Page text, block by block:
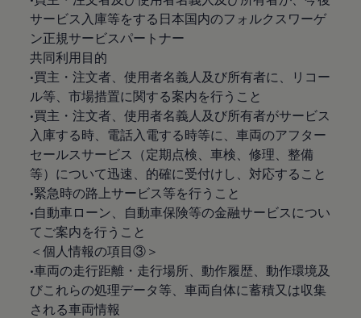
サービス入庫等をする日本国内のフォルクスワーゲ
ン正規サービスパートナー
共同利用目的
•買主・注文者、使用者名義人及び所有者に、リコー
ル等、市場措置に関する案内を行うこと
•買主・注文者、使用者名義人及び所有者がサービス
入庫する時、電話入電する時等に、車両のアフター
セールスサービス（定期点検、車検、修理、整備
等）について迅速、的確に受付けし、対応すること
•緊急時の路上サービス等を行うこと
•自動車ローン、自動車保険等の金融サービスについ
てご案内を行うこと
＜個人情報の項目③＞
•車両の走行距離・走行場所、動作履歴、動作環境及
びこれらの処理データ等、車両自体に蓄積又は収集
される車両情報